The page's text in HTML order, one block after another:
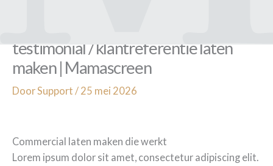
testimonial / klantreferentie laten
maken | Mamascreen
DoorSupport / 25 mei 2026
Commercial laten maken die werkt
Lorem ipsum dolor sit amet, consectetur adipiscing elit.